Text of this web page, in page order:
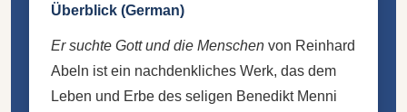
Überblick (German)
Er suchte Gott und die Menschen von Reinhard
Abeln ist ein nachdenkliches Werk, das dem
Leben und Erbe des seligen Benedikt Menni